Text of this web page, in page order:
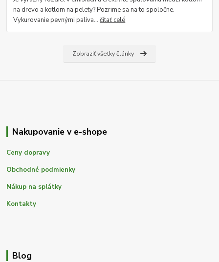
na drevo a kotlom na pelety? Pozrime sa na to spoločne.
Vykurovanie pevnými paliva...čítať celé
Zobraziť všetky články
Nakupovanie v e-shope
Ceny dopravy
Obchodné podmienky
Nákup na splátky
Kontakty
Blog